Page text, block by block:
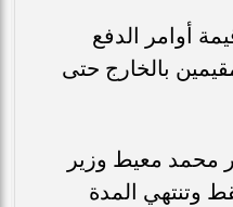
أوامر الدفع
بالخارج حتى
معيط وزير
يتبقى ٥ أيام فقط وتنتهي المدة